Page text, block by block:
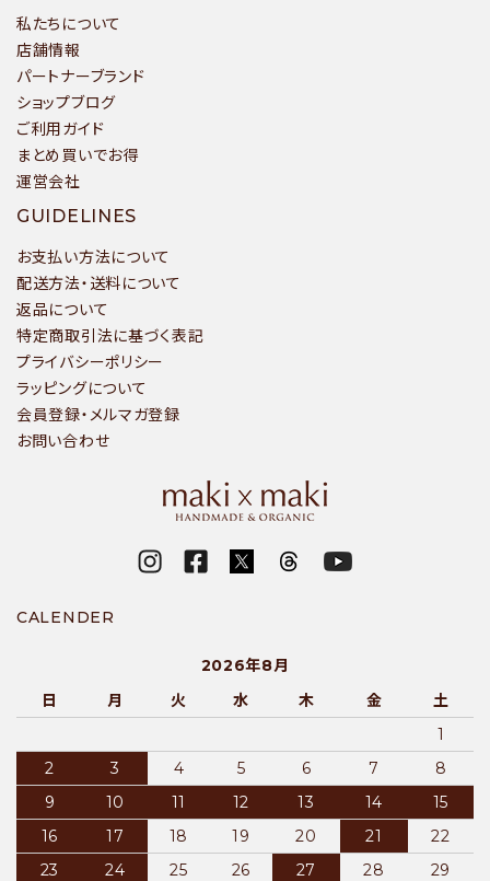
私たちについて
店舗情報
パートナーブランド
ショップブログ
ご利用ガイド
まとめ買いでお得
運営会社
GUIDELINES
お支払い方法について
配送方法・送料について
返品について
特定商取引法に基づく表記
プライバシーポリシー
ラッピングについて
会員登録・メルマガ登録
お問い合わせ
CALENDER
2026年8月
日
月 火 水 木 金
土
1
2
3 4 5 6 7
8
9
10 11 12 13 14
15
16
17 18 19 20 21
22
23
24 25 26 27 28 29